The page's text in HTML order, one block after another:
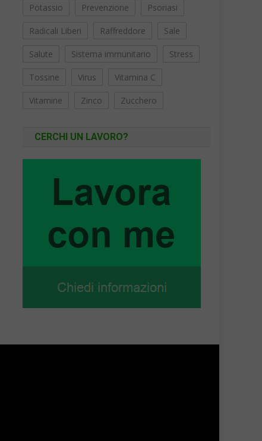
Potassio Prevenzione Psoriasi
Radicali Liberi Raffreddore Sale
Salute Sistema immunitario Stress
Tossine Virus Vitamina C
Vitamine Zinco Zucchero
CERCHI UN LAVORO?